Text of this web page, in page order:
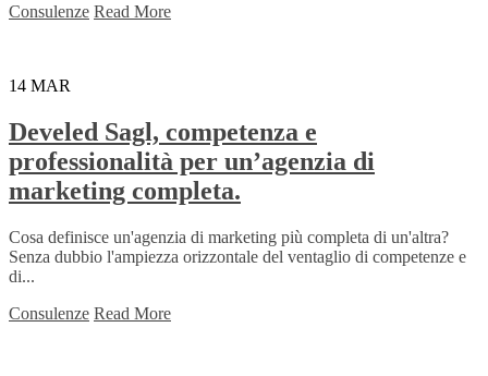
Consulenze Read More
14 MAR
Develed Sagl, competenza e
professionalità per un’agenzia di
marketing completa.
Cosa definisce un'agenzia di marketing più completa di un'altra?
Senza dubbio l'ampiezza orizzontale del ventaglio di competenze e
di...
Consulenze Read More